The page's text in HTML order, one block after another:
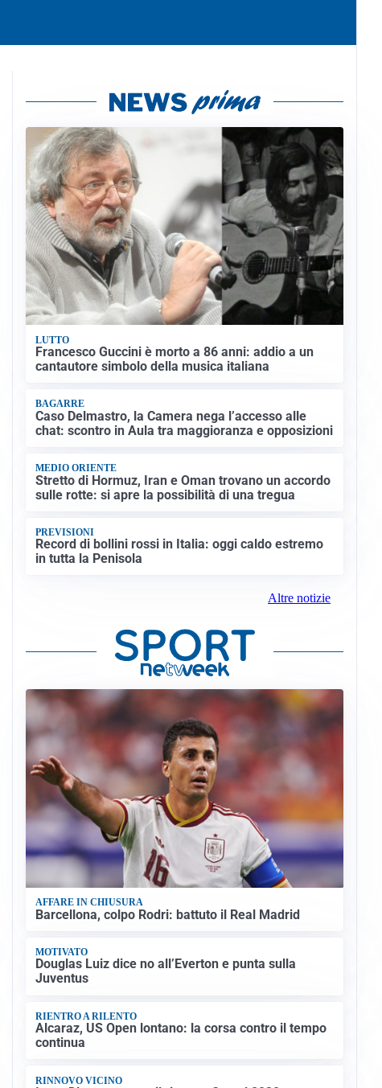
LUTTO
Francesco Guccini è morto a 86 anni: addio a un
cantautore simbolo della musica italiana
BAGARRE
Caso Delmastro, la Camera nega l’accesso alle
chat: scontro in Aula tra maggioranza e opposizioni
MEDIO ORIENTE
Stretto di Hormuz, Iran e Oman trovano un accordo
sulle rotte: si apre la possibilità di una tregua
PREVISIONI
Record di bollini rossi in Italia: oggi caldo estremo
in tutta la Penisola
Altre notizie
AFFARE IN CHIUSURA
Barcellona, colpo Rodri: battuto il Real Madrid
MOTIVATO
Douglas Luiz dice no all’Everton e punta sulla
Juventus
RIENTRO A RILENTO
Alcaraz, US Open lontano: la corsa contro il tempo
continua
RINNOVO VICINO